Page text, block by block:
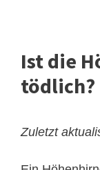
Ist die
tödlich?
Zuletzt